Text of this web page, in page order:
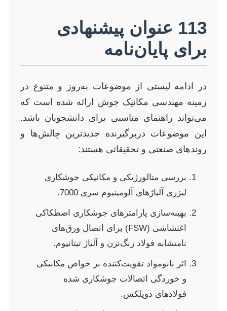
113 عنوان پیشنهادی
برای پایان‌نامه
در ادامه لیستی از موضوعات به‌روز و متنوع در
زمینه مهندسی مکانیک جوش ارائه شده است که
می‌تواند راهنمای مناسبی برای دانشجویان باشد.
این موضوعات دربرگیرنده جدیدترین چالش‌ها و
روندهای صنعتی و تحقیقاتی هستند:
بررسی متالورژیکی و مکانیکی جوشکاری
لیزری آلیاژهای آلومینیوم سری 7000.
بهینه‌سازی پارامترهای جوشکاری اصطکاکی
اغتشاشی (FSW) برای اتصال ورق‌های
نامتشابه فولاد زنگ‌نزن و آلیاژ تیتانیوم.
اثر نانومواد تقویت‌کننده بر خواص مکانیکی
و خوردگی اتصالات جوشکاری شده
فولادهای دوپلکس.